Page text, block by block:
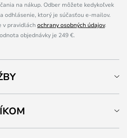
na nákup. Odber môžete kedykoľvek
odhlásenie, ktorý je súčasťou e-mailov.
v pravidláchochrany osobných údajov.
objednávky je 249 €.